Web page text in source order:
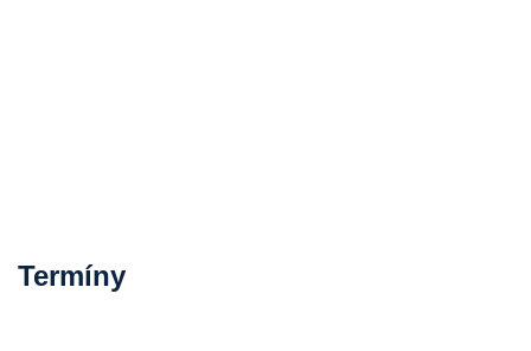
Termíny